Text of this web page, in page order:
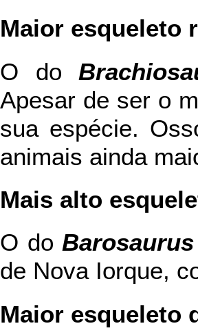
Maior esqueleto
O do
Apesar de ser o
sua espécie.
animais ainda
Mais alto
O do Barosaurus
de Nova Iorque,
Maior esqueleto